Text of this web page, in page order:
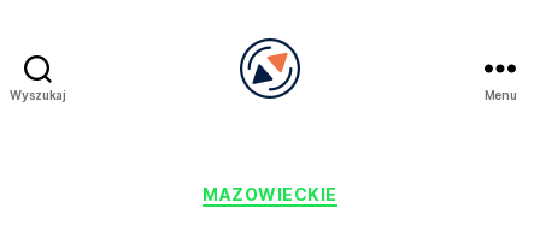
Wyszukaj Menu
Kategorie
MAZOWIECKIE